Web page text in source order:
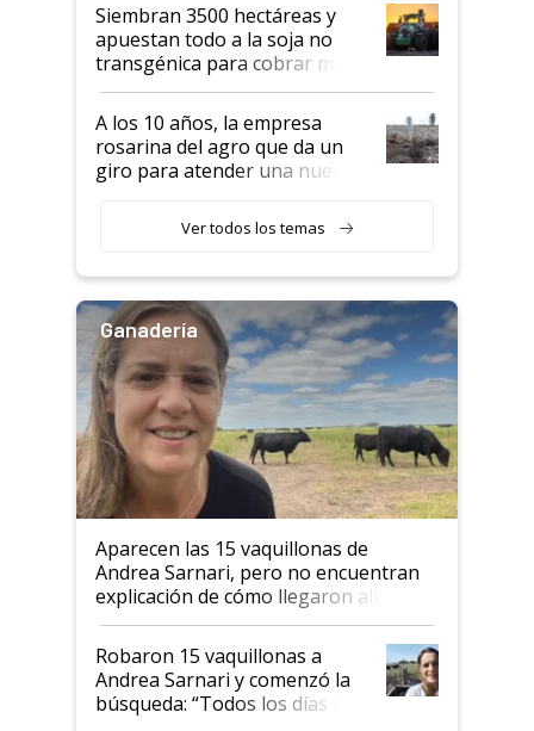
Siembran 3500 hectáreas y
apuestan todo a la soja no
transgénica para cobrar más
por tonelada: compraron un
semillero
A los 10 años, la empresa
rosarina del agro que da un
giro para atender una nueva
Ver todos los temas
Ganadería
Aparecen las 15 vaquillonas de
Andrea Sarnari, pero no encuentran
explicación de cómo llegaron allí
Robaron 15 vaquillonas a
Andrea Sarnari y comenzó la
búsqueda: “Todos los días le